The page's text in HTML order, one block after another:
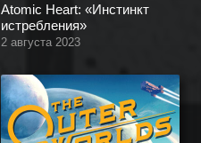
Atomic Heart: «Инстинкт
истребления»
2 августа 2023